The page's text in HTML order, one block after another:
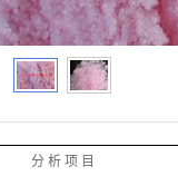
分 析 项 目